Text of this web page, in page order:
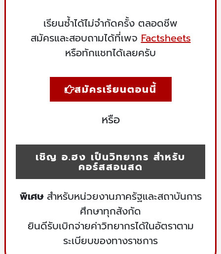
เรียนซ้ำได้ไม่จำกัดครั้ง ตลอดชีพ
สมัครและสอบถามได้ที่เพจFactsheets
หรือทักแชทได้เลยครับ
สมัครเรียนตอนนี้
หรือ
เชิญ อ.ฮง เป็นวิทยากร สำหรับ
คอร์สสอนสด
พิเศษสำหรับหน่วยงานภาครัฐและสถาบันการ
ศึกษาทุกสังกัด
ยินดีรับเบิกจ่ายค่าวิทยากรได้ในอัตราตาม
ระเบียบของทางราชการ